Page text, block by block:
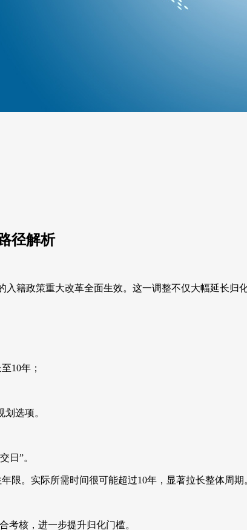
径解析
籍政策重大改革全面生效。这一调整不仅大幅延长
10年；
选项。
日”。
限。实际所需时间很可能超过10年，显著拉长整体周期
考核，进一步提升归化门槛。